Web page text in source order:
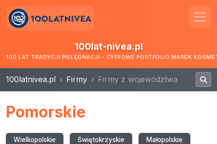
100lat-nivea.pl
100 LAT TRADYCJI PIELĘGNACJI - CYFROWE PORTFOLIO MAREK
100latnivea.pl Firmy Firmy z województwa
Pomorskie
Wielkopolskie Świętokrzyskie Małopolskie